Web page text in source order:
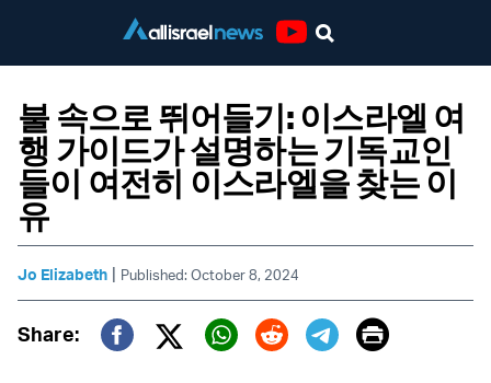
불 속으로 뛰어들기: 이스라엘 여
행 가이드가 설명하는 기독교인
들이 여전히 이스라엘을 찾는 이
유
Jo Elizabeth | Published: October 8, 2024
Share:
Twitter (X)
Print